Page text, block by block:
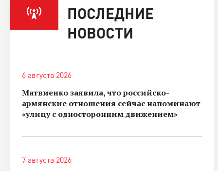
ПОСЛЕДНИЕ
НОВОСТИ
6 августа 2026
Матвиенко заявила, что российско-
армянские отношения сейчас напоминают
«улицу с односторонним движением»
7 августа 2026